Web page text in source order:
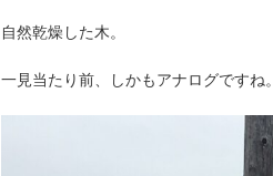
自然乾燥した木。
一見当たり前、しかもアナログですね